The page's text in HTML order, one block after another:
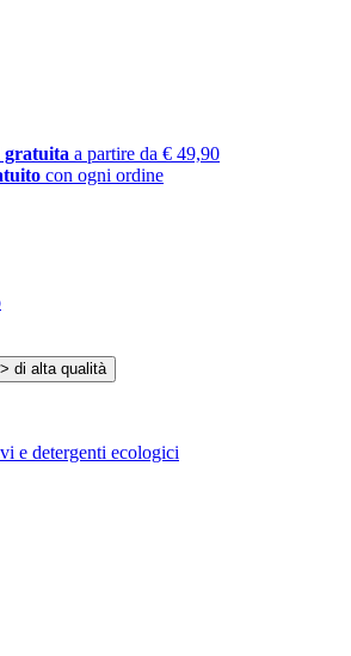
gratuita a partire da € 49,90
con ogni ordine
e detergenti ecologici